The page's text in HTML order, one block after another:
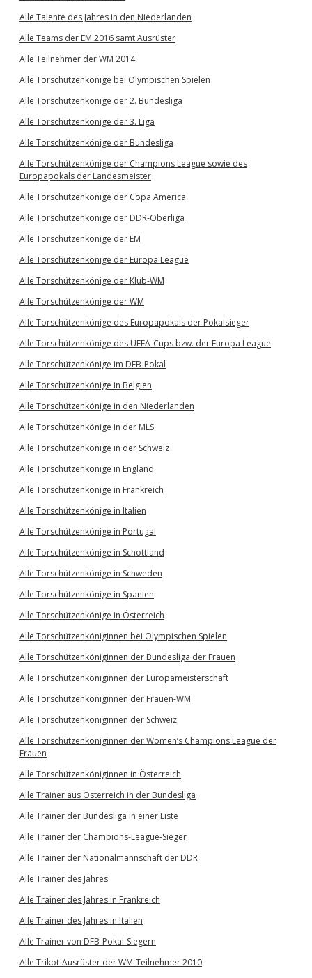
Alle Talente des Jahres in den Niederlanden
Alle Teams der EM 2016 samt Ausrüster
Alle Teilnehmer der WM 2014
Alle Torschützenkönige bei Olympischen Spielen
Alle Torschützenkönige der 2. Bundesliga
Alle Torschützenkönige der 3. Liga
Alle Torschützenkönige der Bundesliga
Alle Torschützenkönige der Champions League sowie des
Europapokals der Landesmeister
Alle Torschützenkönige der Copa America
Alle Torschützenkönige der DDR-Oberliga
Alle Torschützenkönige der EM
Alle Torschützenkönige der Europa League
Alle Torschützenkönige der Klub-WM
Alle Torschützenkönige der WM
Alle Torschützenkönige des Europapokals der Pokalsieger
Alle Torschützenkönige des UEFA-Cups bzw. der Europa League
Alle Torschützenkönige im DFB-Pokal
Alle Torschützenkönige in Belgien
Alle Torschützenkönige in den Niederlanden
Alle Torschützenkönige in der MLS
Alle Torschützenkönige in der Schweiz
Alle Torschützenkönige in England
Alle Torschützenkönige in Frankreich
Alle Torschützenkönige in Italien
Alle Torschützenkönige in Portugal
Alle Torschützenkönige in Schottland
Alle Torschützenkönige in Schweden
Alle Torschützenkönige in Spanien
Alle Torschützenkönige in Österreich
Alle Torschützenköniginnen bei Olympischen Spielen
Alle Torschützenköniginnen der Bundesliga der Frauen
Alle Torschützenköniginnen der Europameisterschaft
Alle Torschützenköniginnen der Frauen-WM
Alle Torschützenköniginnen der Schweiz
Alle Torschützenköniginnen der Women’s Champions League der
Frauen
Alle Torschützenköniginnen in Österreich
Alle Trainer aus Österreich in der Bundesliga
Alle Trainer der Bundesliga in einer Liste
Alle Trainer der Champions-League-Sieger
Alle Trainer der Nationalmannschaft der DDR
Alle Trainer des Jahres
Alle Trainer des Jahres in Frankreich
Alle Trainer des Jahres in Italien
Alle Trainer von DFB-Pokal-Siegern
Alle Trikot-Ausrüster der WM-Teilnehmer 2010